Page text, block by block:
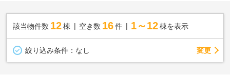
該当物件数 12棟 空き数 16 件 1～12 棟を表示
絞り込み条件： なし 変更